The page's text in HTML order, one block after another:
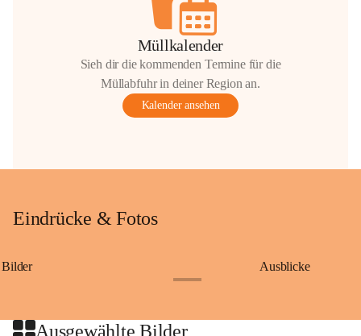
Müllkalender
Sieh dir die kommenden Termine für die
Müllabfuhr in deiner Region an.
Kalender ansehen
Eindrücke & Fotos
Bilder Ausblicke
Ausgewählte Bilder